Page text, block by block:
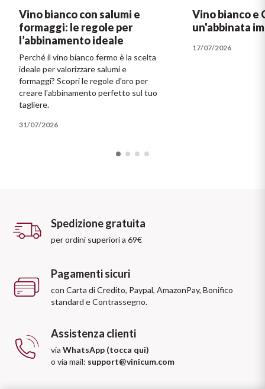
Vino bianco con salumi e
formaggi: le regole per
l’abbinamento ideale
Perché il vino bianco fermo è la scelta
ideale per valorizzare salumi e
formaggi? Scopri le regole d'oro per
creare l'abbinamento perfetto sul tuo
tagliere.
31/07/2026
Vino bianco e
un'abbinata
17/07/2026
Spedizione gratuita
per ordini superiori a 69€
Pagamenti sicuri
con Carta di Credito, Paypal, AmazonPay, Bonifico
standard e Contrassegno.
Assistenza clienti
via WhatsApp (tocca qui)
o via mail: support@vinicum.com